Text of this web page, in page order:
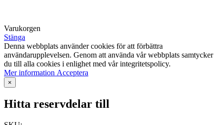
Varukorgen
Stänga
Denna webbplats använder cookies för att förbättra
användarupplevelsen. Genom att använda vår webbplats samtycker
du till alla cookies i enlighet med vår integritetspolicy.
Mer information Mer
Acceptera
×
Hitta reservdelar till